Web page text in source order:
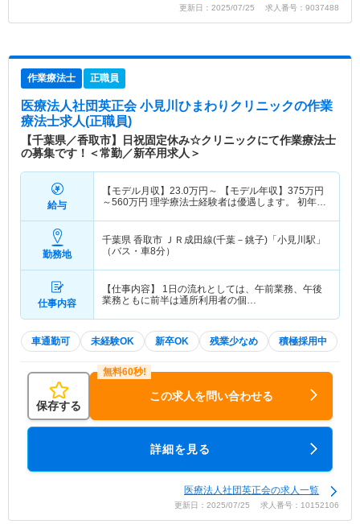
更新日：2025/07/25 求人番号：9037488
作業療法士 正職員
医療法人社団英正会 小見川ひまわりクリニックの作業
療法士求人(正職員)
【千葉県／香取市】日祝固定休み☆クリニックにて作業療法士
の募集です！＜常勤／新卒用求人＞
給与
【モデル月収】 23.0万円～ 【モデル年収】 375万円
～560万円 理学療法士経験者は優遇します。 初年度
勤務地
千葉県 香取市 ＪＲ成田線(千葉－銚子)「小見川駅」
（バス・車8分）
仕事内容
【仕事内容】 1日の流れとしては、午前業務、午後
業務ともに前半は通所利用者の個…
車通勤可 未経験OK 新卒OK 残業少なめ 積極採用中
保存する
この求人を問い合わせる
詳細を見る
医療法人社団英正会の求人一覧
更新日：2025/07/25 求人番号：10152106